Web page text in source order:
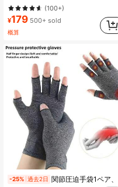
(100+)
¥179 500+ sold
概算
-25% 過去2日 関節圧迫手袋1ペア、滑り止め 通気性のある ハーフフィンガー手袋、スポーツ、サイクリング、関節保護、野外活動用